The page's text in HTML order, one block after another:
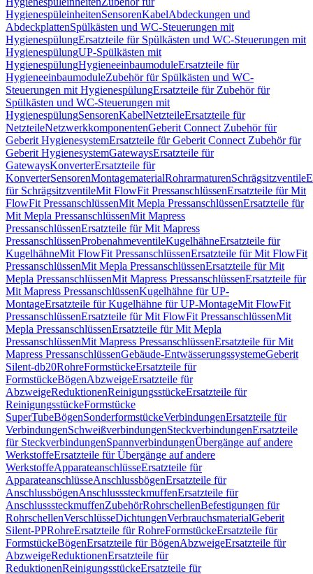
HygienespüleinheitenSensorenKabelAbdeckungen und
AbdeckplattenSpülkästen und WC-Steuerungen mit
HygienespülungErsatzteile für Spülkästen und WC-Steuerungen mit
HygienespülungUP-Spülkästen mit
HygienespülungHygieneeinbaumoduleErsatzteile für
HygieneeinbaumoduleZubehör für Spülkästen und WC-
Steuerungen mit HygienespülungErsatzteile für Zubehör für
Spülkästen und WC-Steuerungen mit
HygienespülungSensorenKabelNetzteileErsatzteile für
NetzteileNetzwerkkomponentenGeberit Connect Zubehör für
Geberit HygienesystemErsatzteile für Geberit Connect Zubehör für
Geberit HygienesystemGatewaysErsatzteile für
GatewaysKonverterErsatzteile für
KonverterSensorenMontagematerialRohrarmaturenSchrägsitzventile
für SchrägsitzventileMit FlowFit PressanschlüssenErsatzteile für Mit
FlowFit PressanschlüssenMit Mepla PressanschlüssenErsatzteile für
Mit Mepla PressanschlüssenMit Mapress
PressanschlüssenErsatzteile für Mit Mapress
PressanschlüssenProbenahmeventileKugelhähneErsatzteile für
KugelhähneMit FlowFit PressanschlüssenErsatzteile für Mit FlowFit
PressanschlüssenMit Mepla PressanschlüssenErsatzteile für Mit
Mepla PressanschlüssenMit Mapress PressanschlüssenErsatzteile für
Mit Mapress PressanschlüssenKugelhähne für UP-
MontageErsatzteile für Kugelhähne für UP-MontageMit FlowFit
PressanschlüssenErsatzteile für Mit FlowFit PressanschlüssenMit
Mepla PressanschlüssenErsatzteile für Mit Mepla
PressanschlüssenMit Mapress PressanschlüssenErsatzteile für Mit
Mapress PressanschlüssenGebäude-EntwässerungssystemeGeberit
Silent-db20RohreFormstückeErsatzteile für
FormstückeBögenAbzweigeErsatzteile für
AbzweigeReduktionenReinigungsstückeErsatzteile für
ReinigungsstückeFormstücke
SuperTubeBögenSonderformstückeVerbindungenErsatzteile für
VerbindungenSchweißverbindungenSteckverbindungenErsatzteile
für SteckverbindungenSpannverbindungenÜbergänge auf andere
WerkstoffeErsatzteile für Übergänge auf andere
WerkstoffeApparateanschlüsseErsatzteile für
ApparateanschlüsseAnschlussbögenErsatzteile für
AnschlussbögenAnschlusssteckmuffenErsatzteile für
AnschlusssteckmuffenZubehörRohrschellenBefestigungen für
RohrschellenVerschlüsseDichtungenVerbrauchsmaterialGeberit
Silent-PPRohreErsatzteile für RohreFormstückeErsatzteile für
FormstückeBögenErsatzteile für BögenAbzweigeErsatzteile für
AbzweigeReduktionenErsatzteile für
ReduktionenReinigungsstückeErsatzteile für